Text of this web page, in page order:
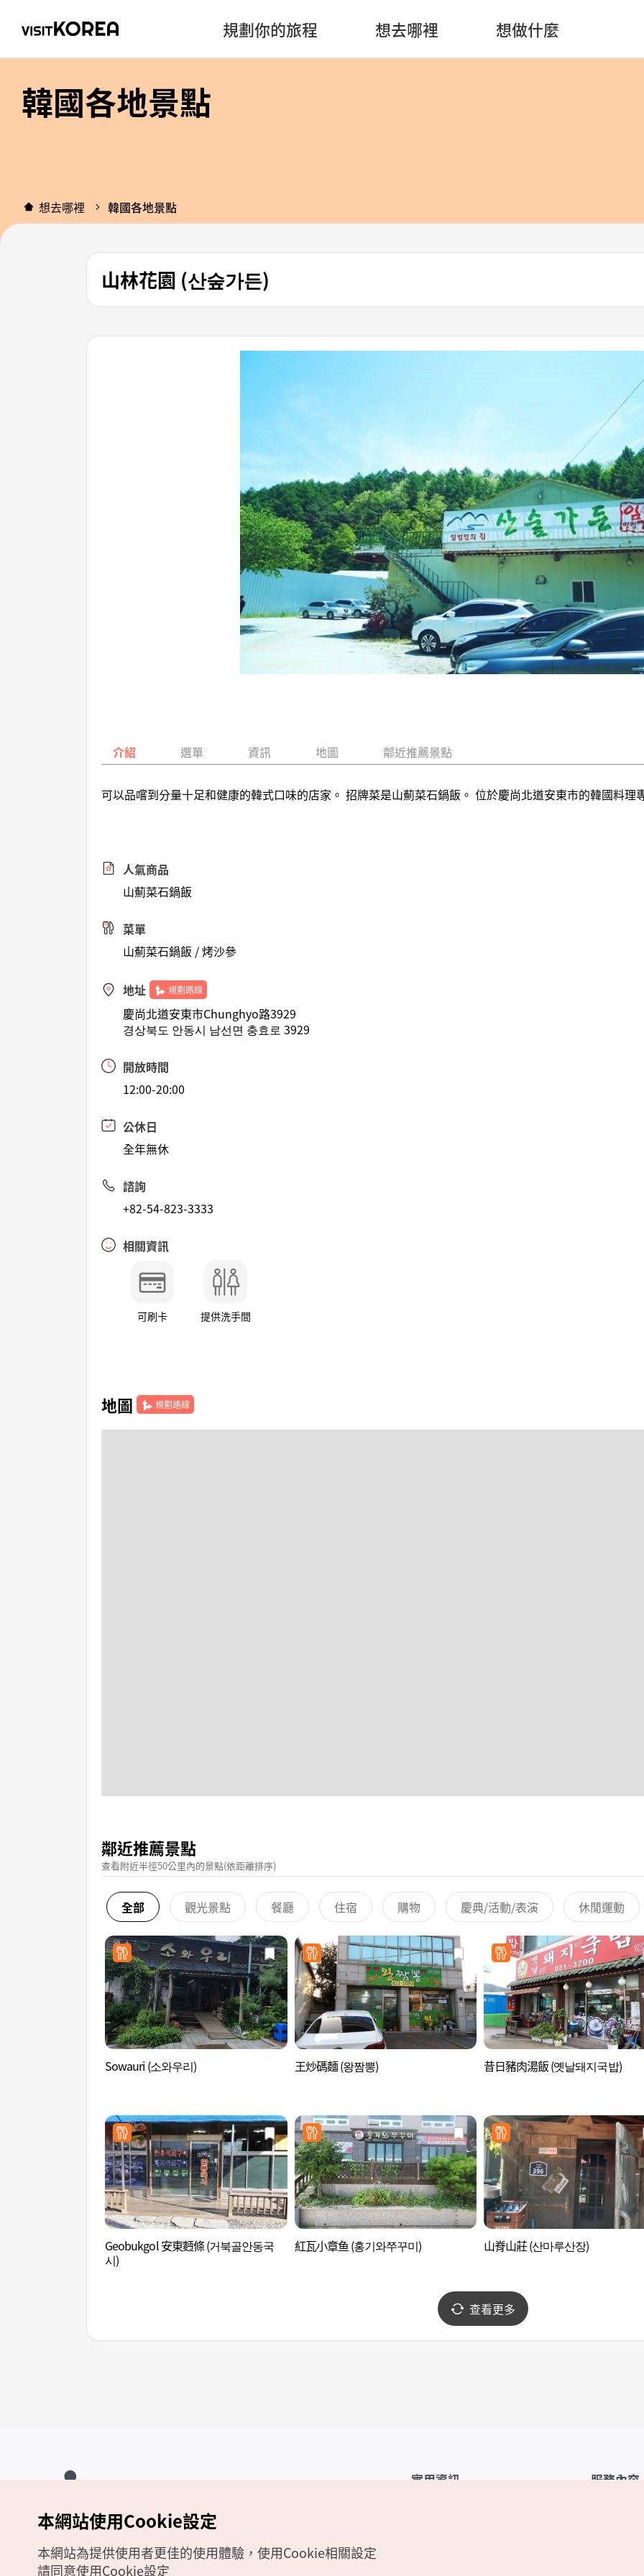
規劃你的旅程 想去哪裡 想做什麼
韓國各地景點
想去哪裡 韓國各地景點
山林花園 (산숲가든)
介紹 選單 資訊 地圖 鄰近推薦景點
可以品嚐到分量十足和健康的韓式口味的店家。 招牌菜是山薊菜石鍋飯。 位於慶尚北道安東市的韓國料理
人氣商品
山薊菜石鍋飯
菜單
山薊菜石鍋飯 / 烤沙參
地址 規劃路線
慶尚北道安東市Chunghyo路3929
경상북도 안동시 남선면 충효로 3929
開放時間
12:00-20:00
公休日
全年無休
諮詢
+82-54-823-3333
相關資訊
可刷卡 提供洗手間
地圖 規劃路線
鄰近推薦景點
查看附近半徑50公里內的景點(依距離排序)
全部 觀光景點 餐廳 住宿 購物 慶典/活動/表演 休閒運動
Sowauri (소와우리) 王炒碼麵 (왕짬뽕) 昔日豬肉湯飯 (옛날돼지국밥)
Geobukgol 安東麪條 (거북골안동국
시)
紅瓦小章鱼 (홍기와쭈꾸미) 山脊山莊 (산마루산장)
查看更多
實用資訊 服務內容
Copyrights (c) 韓國觀光公社版權所有
如有相關疑問或建議，歡迎來信至官方信箱
本網站使用Cookie設定
本網站為提供使用者更佳的使用體驗，使用Cookie相關設定
請同意使用Cookie設定